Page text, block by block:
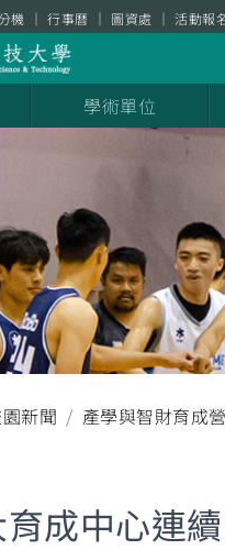
機 行事曆 圖資處 活動報
學術單位
新聞 產學與智財育成
成中心連